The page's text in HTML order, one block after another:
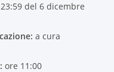
del 6 dicembre
a cura
ore 11:00